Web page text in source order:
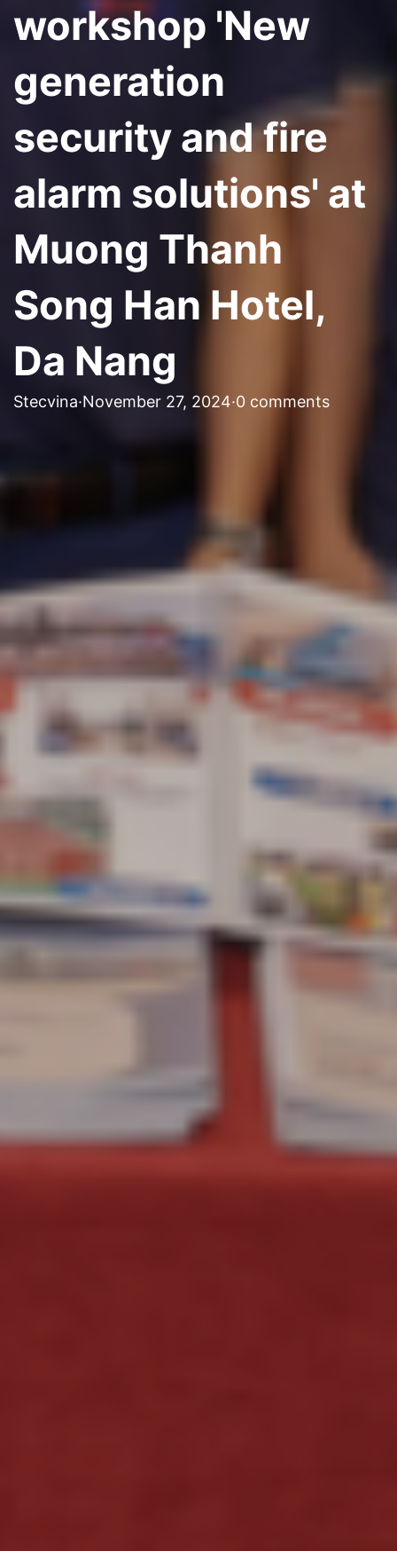
workshop 'New
generation
security and fire
alarm solutions' at
Muong Thanh
Song Han Hotel,
Da Nang
Stecvina·November 27, 2024·0 comments